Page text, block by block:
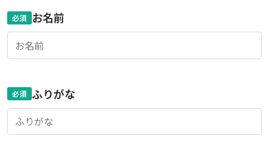
必須 お名前
必須 ふりがな